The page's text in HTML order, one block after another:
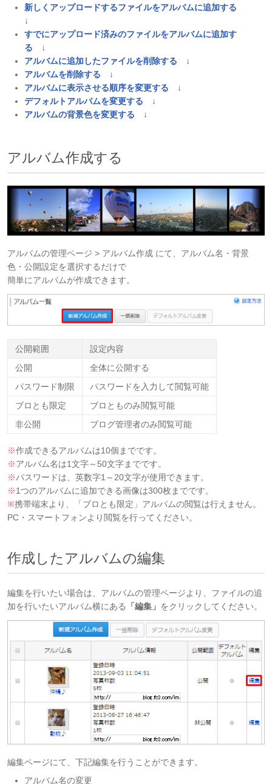
新しくアップロードするファイルをアルバムに追加する
↓
すでにアップロード済みのファイルをアルバムに追加す
る ↓
アルバムに追加したファイルを削除する ↓
アルバムを削除する ↓
アルバムに表示させる順序を変更する ↓
デフォルトアルバムを変更する ↓
アルバムの背景色を変更する ↓
アルバム作成する
アルバムの管理ページ > アルバム作成 にて、アルバム名・背景
色・公開設定を選択するだけで
簡単にアルバムが作成できます。
公開範囲
設定内容
公開
全体に公開する
パスワード制限
パスワードを入力して閲覧可能
ブロとも限定
ブロとものみ閲覧可能
非公開
ブログ管理者のみ閲覧可能
※作成できるアルバムは10個までです。
※アルバム名は1文字～50文字までです。
※パスワードは、英数字1～20文字が使用できます。
※1つのアルバムに追加できる画像は300枚までです。
※携帯端末より、「ブロとも限定」アルバムの閲覧は行えません。
PC・スマートフォンより閲覧を行ってください。
作成したアルバムの編集
編集を行いたい場合は、アルバムの管理ページより、ファイルの追
加を行いたいアルバム横にある
「編集」 をクリックしてください。
編集ページにて、下記編集を行うことができます。
アルバム名の変更